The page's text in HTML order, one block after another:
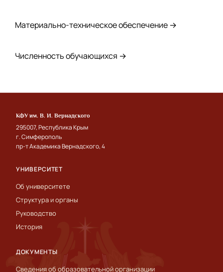
Материально-техническое обеспечение →
Численность обучающихся →
КФУ им. В. И. Вернадского
295007, Республика Крым
г. Симферополь
пр-т Академика Вернадского, 4
УНИВЕРСИТЕТ
Об университете
Структура и органы
Руководство
История
ДОКУМЕНТЫ
Сведения об образовательной организации